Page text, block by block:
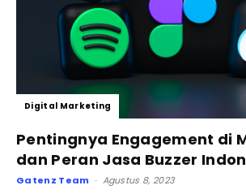
Digital Marketing
Pentingnya Engagement di
dan Peran Jasa Buzzer
Gatenz Team - Agustus 8, 2023